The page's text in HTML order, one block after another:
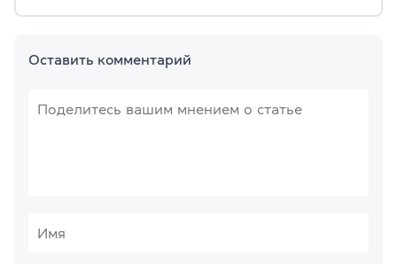
Оставить комментарий